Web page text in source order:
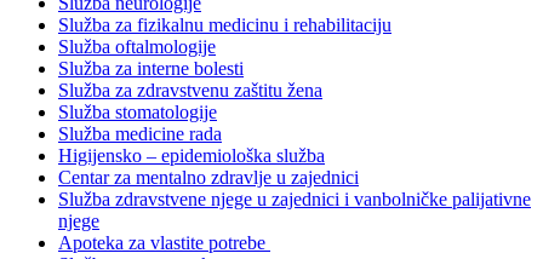
Služba za fizikalnu medicinu i rehabilitaciju
Služba oftalmologije
Služba za interne bolesti
Služba za zdravstvenu zaštitu žena
Služba stomatologije
Služba medicine rada
Higijensko – epidemiološka služba
Centar za mentalno zdravlje u zajednici
Služba zdravstvene njege u zajednici i vanbolničke palijativne
njege
Apoteka za vlastite potrebe